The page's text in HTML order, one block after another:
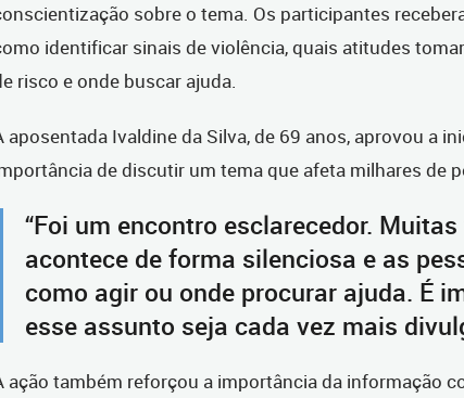
sobre o tema. Os participantes
identificar sinais de violência, quais atitudes
risco e onde buscar ajuda.
aposentada Ivaldine da Silva, de 69 anos, aprovou a
de discutir um tema que afeta milhares de
“Foi um encontro esclarecedor.
acontece de forma silenciosa e as
como agir ou onde procurar ajuda. É
esse assunto seja cada vez mais
ação também reforçou a importância da informação